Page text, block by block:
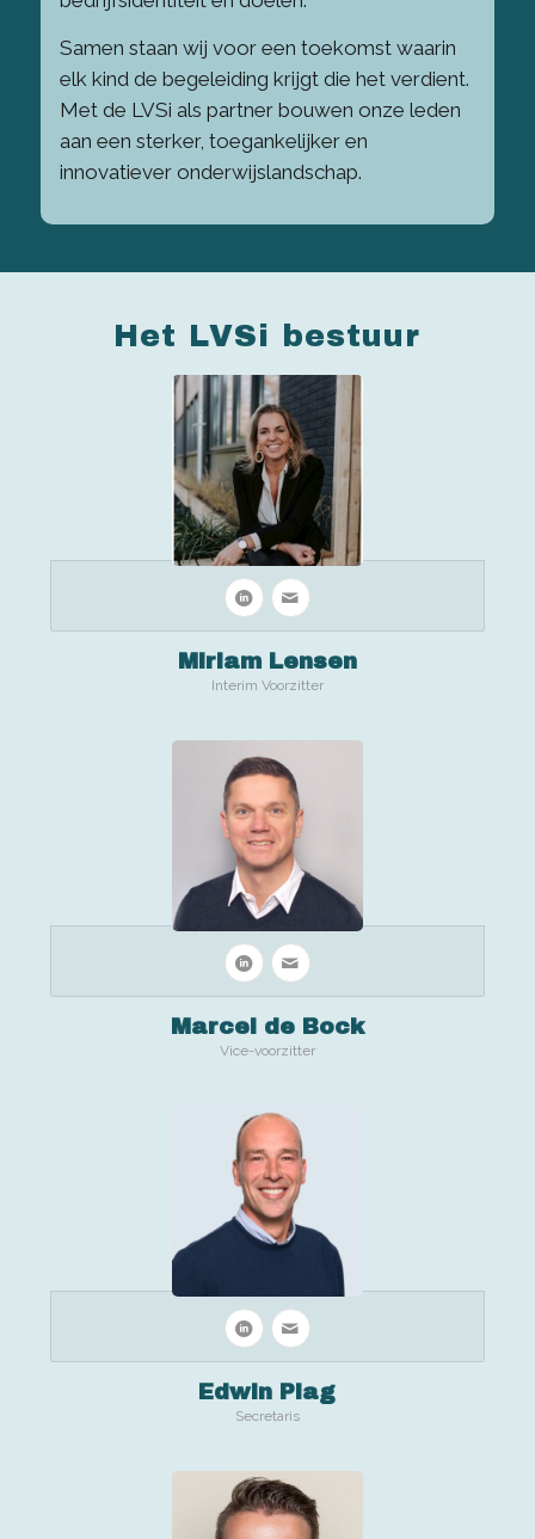
Samen staan wij voor een toekomst waarin
elk kind de begeleiding krijgt die het verdient.
Met de LVSi als partner bouwen onze leden
aan een sterker, toegankelijker en
innovatiever onderwijslandschap.
Het LVSi bestuur
Miriam Lensen
Interim Voorzitter
Marcel de Bock
Vice-voorzitter
Edwin Plag
Secretaris